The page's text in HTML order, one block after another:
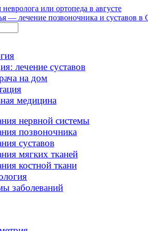
или ортопеда в августе
лечение суставов
на дом
медицина
нервной системы
позвоночника
суставов
мягких тканей
костной ткани
заболеваний